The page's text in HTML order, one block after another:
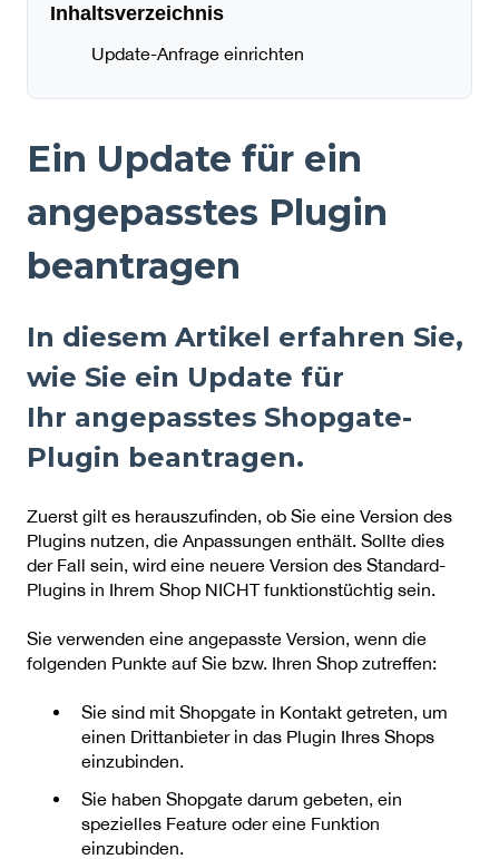
Inhaltsverzeichnis
Update-Anfrage einrichten
Ein Update für ein
angepasstes Plugin
beantragen
In diesem Artikel erfahren Sie,
wie Sie ein Update für
Ihr angepasstes Shopgate-
Plugin beantragen.
Zuerst gilt es herauszufinden, ob Sie eine Version des
Plugins nutzen, die Anpassungen enthält. Sollte dies
der Fall sein, wird eine neuere Version des Standard-
Plugins in Ihrem Shop NICHT funktionstüchtig sein.
Sie verwenden eine angepasste Version, wenn die
folgenden Punkte auf Sie bzw. Ihren Shop zutreffen:
Sie sind mit Shopgate in Kontakt getreten, um
einen Drittanbieter in das Plugin Ihres Shops
einzubinden.
Sie haben Shopgate darum gebeten, ein
spezielles Feature oder eine Funktion
einzubinden.